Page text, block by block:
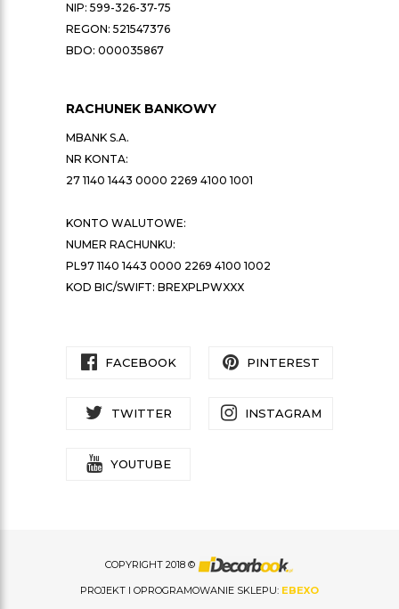
NIP: 599-326-37-75
REGON: 521547376
BDO: 000035867
RACHUNEK BANKOWY
MBANK S.A.
NR KONTA:
27 1140 1443 0000 2269 4100 1001
KONTO WALUTOWE:
NUMER RACHUNKU:
PL97 1140 1443 0000 2269 4100 1002
KOD BIC/SWIFT: BREXPLPWXXX
FACEBOOK PINTEREST
TWITTER INSTAGRAM
YOUTUBE
COPYRIGHT 2018 ©
PROJEKT I OPROGRAMOWANIE SKLEPU: EBEXO